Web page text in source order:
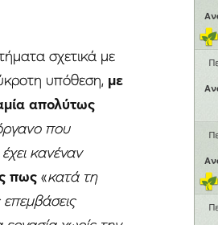
σχετικά με
υπόθεση, με
απολύτως
που
κανέναν
πως «κατά τη